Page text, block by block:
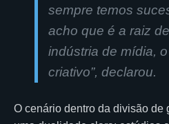
sempre temos
acho que é a raiz
indústria de mídia,
criativo”, declarou.
O cenário dentro da divisão de